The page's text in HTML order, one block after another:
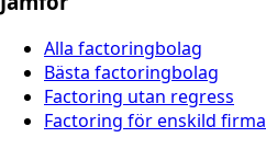
Alla factoringbolag
Bästa factoringbolag
Factoring utan regress
Factoring för enskild firma